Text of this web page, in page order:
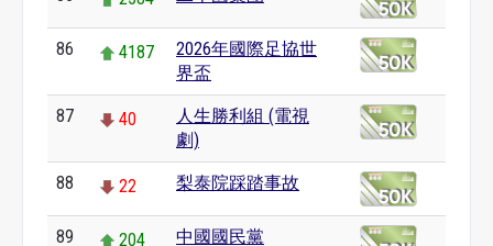
86 4187
2026年國際足協世
界盃
87 40
人生勝利組 (電視
劇)
88 22 梨泰院踩踏事故
89 204 中國國民黨